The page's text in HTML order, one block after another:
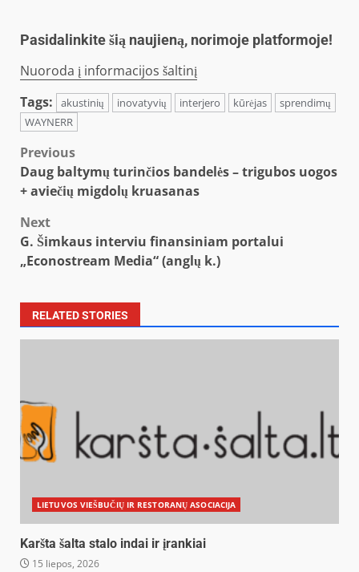
Pasidalinkite šią naujieną, norimoje platformoje!
Nuoroda į informacijos šaltinį
Tags:
akustinių inovatyvių interjero kūrėjas
sprendimų
WAYNERR
Post
navigation
Previous
Daug baltymų turinčios bandelės – trigubos uogos
+ aviečių migdolų kruasanas
Next
G. Šimkaus interviu finansiniam portalui
„Econostream Media“ (anglų k.)
RELATED STORIES
LIETUVOS VIEŠBUČIŲ IR RESTORANŲ ASOCIACIJA
Karšta šalta stalo indai ir įrankiai
15 liepos, 2026